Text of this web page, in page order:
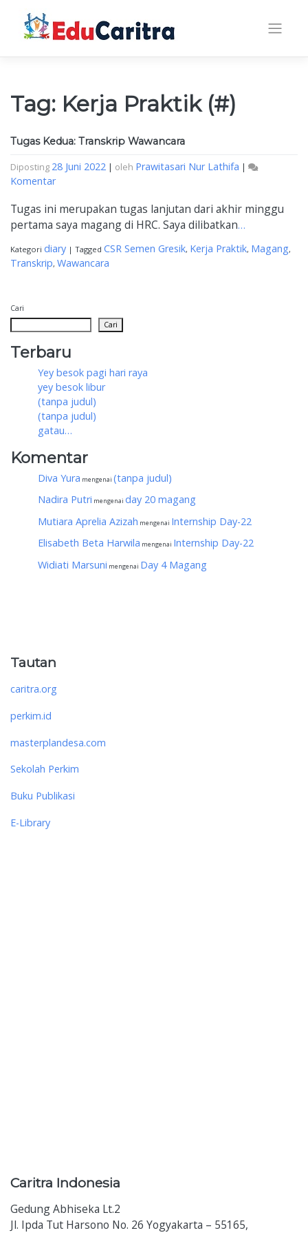
content
Tag: Kerja Praktik(#)
Tugas Kedua: Transkrip Wawancara
Diposting 28 Juni 2022 | oleh Prawitasari Nur Lathifa |
KomentarTugas
Transkrip
Wawancara
Tugas ini merupakan tugas lanjutan dari akhir minggu
pertama saya magang di HRC. Saya dilibatkan…
Kategori diary | Tagged CSR Semen Gresik, Kerja Praktik, Magang,
Transkrip, Wawancara
Cari
Cari
Terbaru
Yey besok pagi hari raya
yey besok libur
(tanpa judul)
(tanpa judul)
gatau…
Komentar
Diva Yura mengenai (tanpa judul)
Nadira Putri mengenai day 20 magang
Mutiara Aprelia Azizah mengenai Internship Day-22
Elisabeth Beta Harwila mengenai Internship Day-22
Widiati Marsuni mengenai Day 4 Magang
Tautan
caritra.org
perkim.id
masterplandesa.com
Sekolah Perkim
Buku Publikasi
E-Library
Caritra Indonesia
Gedung Abhiseka Lt.2
Jl. Ipda Tut Harsono No. 26 Yogyakarta – 55165,